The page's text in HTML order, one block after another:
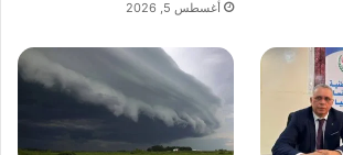
أغسطس 5, 2026